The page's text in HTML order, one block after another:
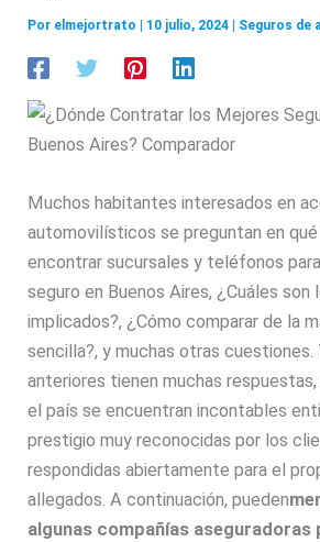
Por elmejortrato 10 julio, 2024 Seguros de
Muchos habitantes interesados en
automovilísticos se preguntan en qué
encontrar sucursales y teléfonos
seguro en Buenos Aires, ¿Cuáles
implicados?, ¿Cómo comparar de la
sencilla?, y muchas otras cuestiones.
anteriores tienen muchas
el país se encuentran incontables
prestigio muy reconocidas por los
respondidas abiertamente para el
allegados. A continuación, pueden
algunas compañías aseguradoras